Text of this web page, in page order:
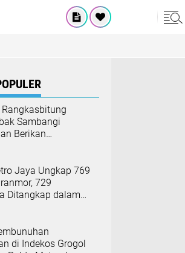
Sambangi
Berikan
Cegah Kebakaran
Jaya Ungkap 769
729
Ditangkap dalam
Jaya 2026‎
di Indekos Grogol